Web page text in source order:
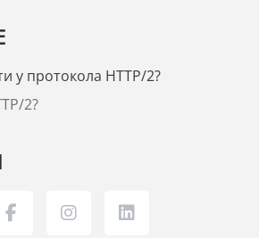
у протокола HTTP/2?
2?